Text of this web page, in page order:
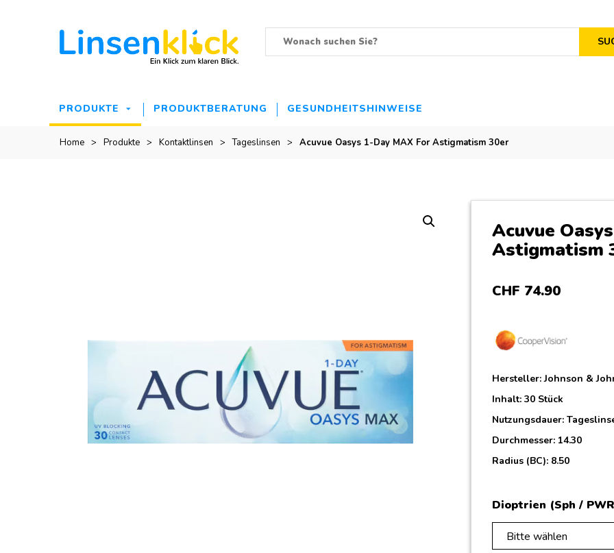
PRODUKTE PRODUKTBERATUNG GESUNDHEITSHINWEISE
Home > Produkte > Kontaktlinsen > Tageslinsen > Acuvue Oasys 1-Day MAX For Astigmatism 30er
Acuvue
Astigmatism
CHF 74.90
Hersteller:Johnson &
Inhalt: 30 Stück
Nutzungsdauer:
Durchmesser: 14.30
Radius (BC): 8.50
Dioptrien (Sph /
Bitte wählen